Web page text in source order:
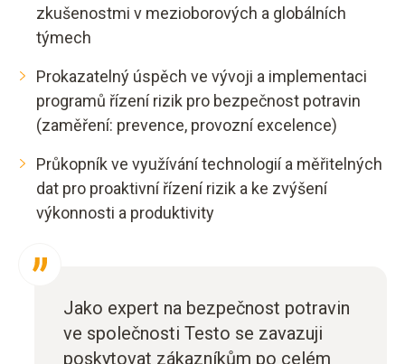
zkušenostmi v mezioborových a globálních
týmech
Prokazatelný úspěch ve vývoji a implementaci
programů řízení rizik pro bezpečnost potravin
(zaměření: prevence, provozní excelence)
Průkopník ve využívání technologií a měřitelných
dat pro proaktivní řízení rizik a ke zvýšení
výkonnosti a produktivity
Jako expert na bezpečnost potravin
ve společnosti Testo se zavazuji
poskytovat zákazníkům po celém